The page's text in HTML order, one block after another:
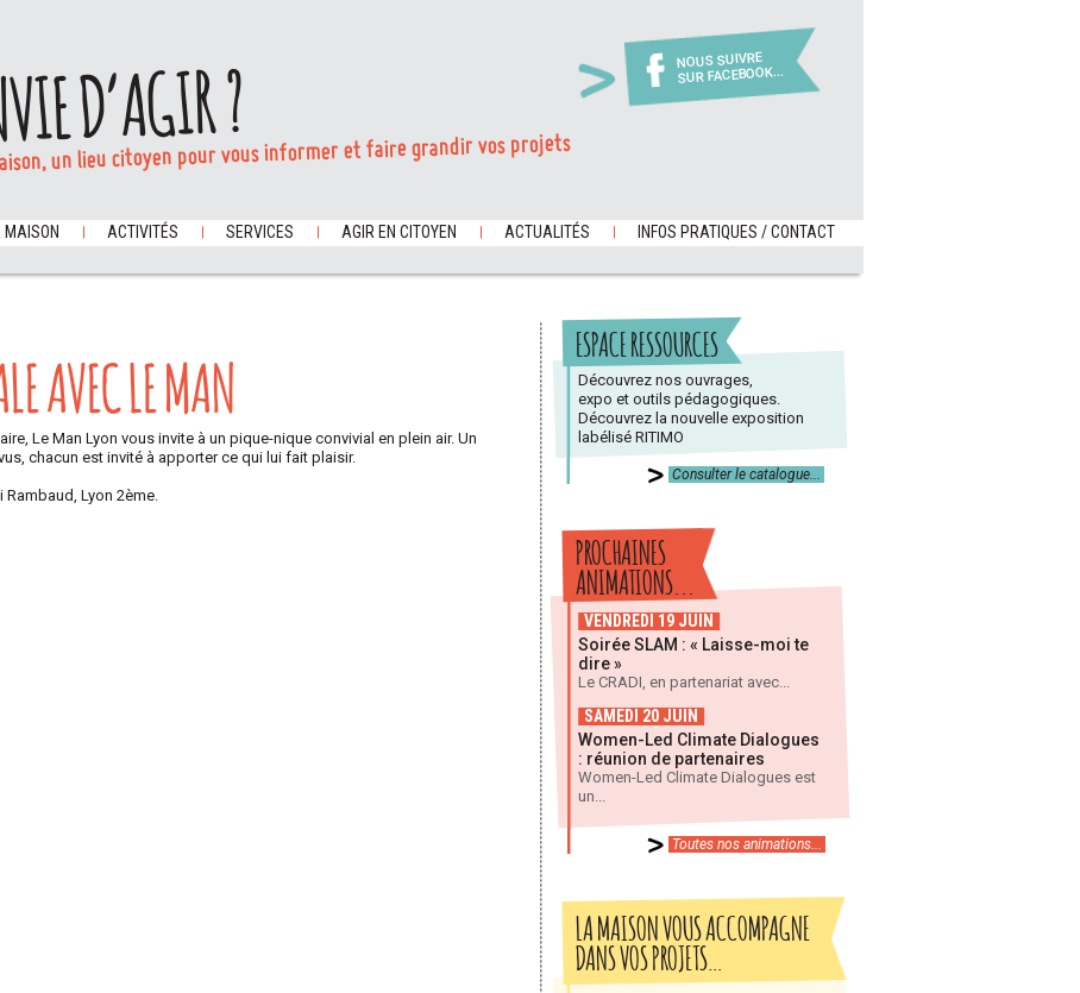
NOUS SUIVRE
SUR FACEBOOK...
D’AGIR ?
un lieu citoyen pour vous informer et faire grandir vos projets
MAISON ACTIVITÉS SERVICES AGIR EN CITOYEN ACTUALITÉS INFOS PRATIQUES / CONTACT
AVEC LE MAN
Le Man Lyon vous invite à un pique-nique convivial en plein air. Un
chacun est invité à apporter ce qui lui fait plaisir.
Lyon 2ème.
ESPACE RESSOURCES
Découvrez nos ouvrages,
expo et outils pédagogiques.
Découvrez la nouvelle exposition
labélisé RITIMO
Consulter le catalogue...
PROCHAINES
ANIMATIONS...
VENDREDI 19 JUIN
Soirée SLAM : « Laisse-moi te
dire »
Le CRADI, en partenariat avec...
SAMEDI 20 JUIN
Women-Led Climate Dialogues
: réunion de partenaires
Women-Led Climate Dialogues est
un...
Toutes nos animations...
LA MAISON VOUS ACCOMPAGNE
DANS VOS PROJETS…